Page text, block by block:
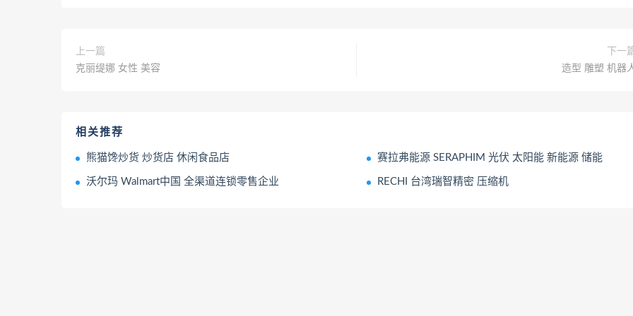
上一篇
克丽缇娜 女性 美容
下一
造型 雕塑 机器
相关推荐
熊猫馋炒货 炒货店 休闲食品店 赛拉弗能源 SERAPHIM 光伏 太阳能 新能源 储能
沃尔玛 Walmart中国 全渠道连锁零售企业 RECHI 台湾瑞智精密 压缩机